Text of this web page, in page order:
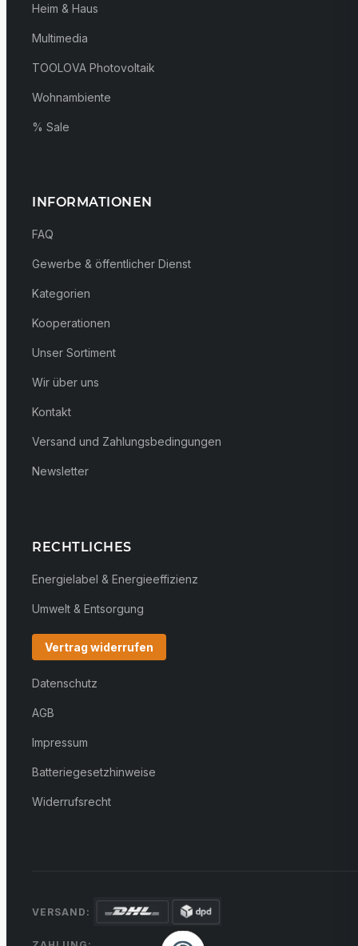
Heim & Haus
Multimedia
TOOLOVA Photovoltaik
Wohnambiente
% Sale
INFORMATIONEN
FAQ
Gewerbe & öffentlicher Dienst
Kategorien
Kooperationen
Unser Sortiment
Wir über uns
Kontakt
Versand und Zahlungsbedingungen
Newsletter
RECHTLICHES
Energielabel & Energieeffizienz
Umwelt & Entsorgung
Vertrag widerrufen
Datenschutz
AGB
Impressum
Batteriegesetzhinweise
Widerrufsrecht
VERSAND: